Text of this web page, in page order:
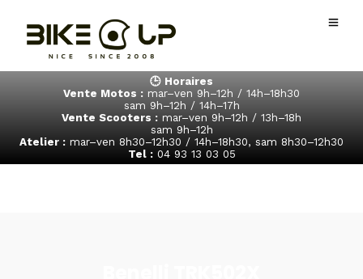
🕒 Horaires
Vente Motos : mar–ven 9h–12h / 14h–18h30
sam 9h–12h / 14h–17h
Vente Scooters : mar–ven 9h–12h / 13h–18h
sam 9h–12h
Atelier : mar–ven 8h30–12h30 / 14h–18h30, sam 8h30–12h30
Tel :04 93 13 03 05